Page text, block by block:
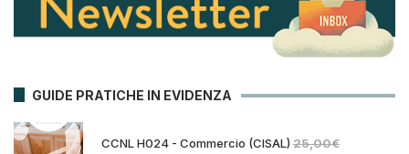
GUIDE PRATICHE IN EVIDENZA
CCNL H024 - Commercio (CISAL) 25,00€